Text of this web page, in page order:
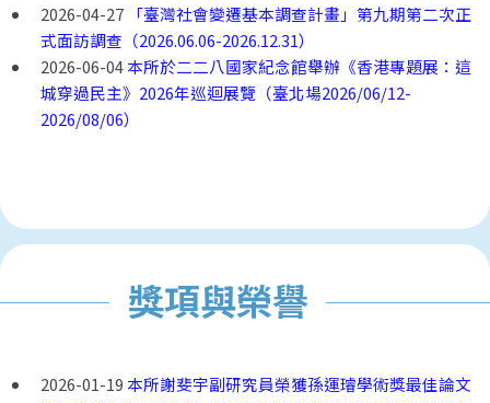
2026-04-27
「臺灣社會變遷基本調查計畫」第九期第二次正
式面訪調查（2026.06.06-2026.12.31）
2026-06-04本所於二二八國家紀念館舉辦《香港專題展：這
城穿過民主》2026年巡迴展覽（臺北場2026/06/12-
2026/08/06）
獎項與榮譽
2026-01-19 本所謝斐宇副研究員榮獲孫運璿學術獎最佳論文